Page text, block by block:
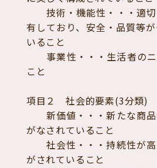
技術・機能性・・・適切
有しており、安全・品質等
いること
事業性・・・生活者のニ
こと
項目２ 社会的要素(3分類)
新価値・・・新たな商品
がなされていること
社会性・・・持続性が高
がされていること